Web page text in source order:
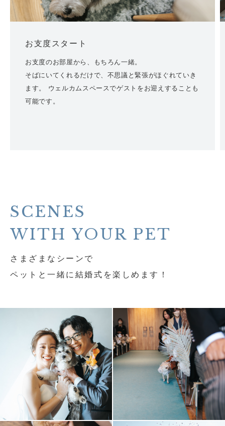
お支度スタート
お支度のお部屋から、もちろん一緒。
そばにいてくれるだけで、不思議と緊張がほぐれていき
ます。
ウェルカムスペースでゲストをお迎えすることも
可能です。
SCENES
WITH YOUR PET
さまざまなシーンで
ペットと一緒に結婚式を楽しめます！